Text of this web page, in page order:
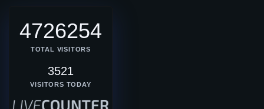
4726254
TOTAL VISITORS
3521
VISITORS TODAY